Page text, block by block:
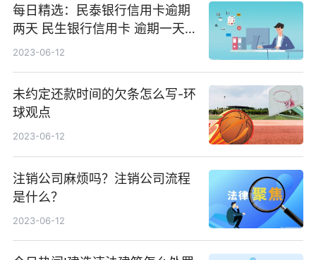
每日精选：民泰银行信用卡逾期
两天 民生银行信用卡 逾期一天
有没有影响?
2023-06-12
未约定还款时间的欠条怎么写-环
球观点
2023-06-12
注销公司麻烦吗？注销公司流程
是什么？
2023-06-12